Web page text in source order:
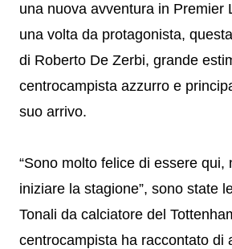
una nuova avventura in Premier
una volta da protagonista,
di Roberto De Zerbi, grande
centrocampista azzurro e
suo arrivo.
“Sono molto felice di essere qui,
iniziare la stagione”, sono state
Tonali da calciatore del
centrocampista ha raccontato di